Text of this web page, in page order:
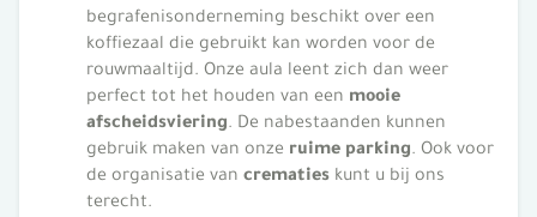
begrafenisonderneming beschikt over een
koffiezaal die gebruikt kan worden voor de
rouwmaaltijd. Onze aula leent zich dan weer
perfect tot het houden van een mooie
afscheidsviering . De nabestaanden kunnen
gebruik maken van onze ruime parking . Ook voor
de organisatie van crematies kunt u bij ons
terecht.